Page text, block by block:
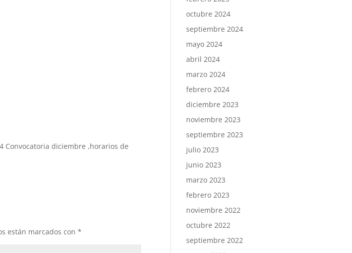
Convocatoria diciembre ,horarios de
están marcados con*
octubre 2024
septiembre 2024
mayo 2024
abril 2024
marzo 2024
febrero 2024
diciembre 2023
noviembre 2023
septiembre 2023
julio 2023
junio 2023
marzo 2023
febrero 2023
noviembre 2022
octubre 2022
septiembre 2022